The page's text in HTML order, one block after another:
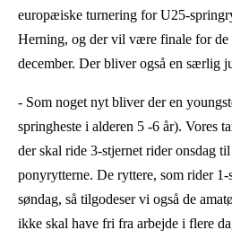
europæiske turnering for U25-
Herning, og der vil være finale for de
december. Der bliver også en særlig
- Som noget nyt bliver der en
springheste i alderen 5 -6 år). Vores
der skal ride 3-stjernet rider onsdag
ponyrytterne. De ryttere, som rider
søndag, så tilgodeser vi også de
ikke skal have fri fra arbejde i flere